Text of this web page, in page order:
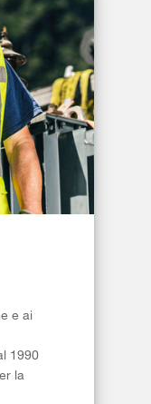
e ai
1990
la